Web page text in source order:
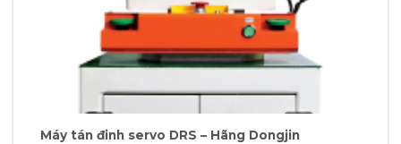
Máy tán đinh servo DRS – Hãng Dongjin